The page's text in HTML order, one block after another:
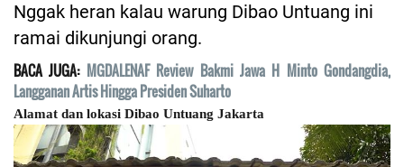
Nggak heran kalau warung Dibao Untuang ini
ramai dikunjungi orang.
BACA JUGA: MGDALENAF Review Bakmi Jawa H Minto Gondangdia,
Langganan Artis Hingga Presiden Suharto
Alamat dan lokasi Dibao Untuang Jakarta